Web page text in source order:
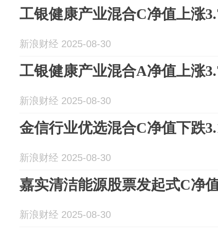
工银健康产业混合C净值上涨
新浪财经 2025-08-30
工银健康产业混合A净值上涨
新浪财经 2025-08-30
金信行业优选混合C净值下跌
新浪财经 2025-08-30
嘉实清洁能源股票发起式C净
新浪财经 2025-08-30